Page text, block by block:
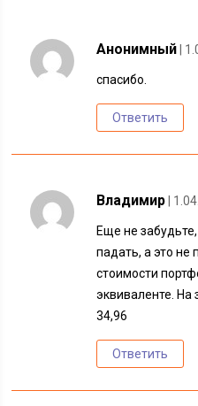
Анонимный |
спасибо.
Ответить
Владимир |
Еще не
падать, а это не
стоимости
эквиваленте. На
34,96
Ответить